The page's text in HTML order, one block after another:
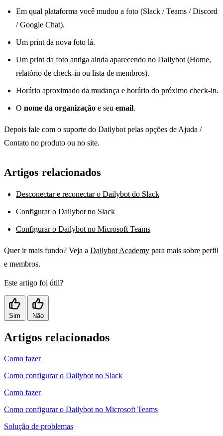
Em qual plataforma você mudou a foto (Slack / Teams / Discord
/ Google Chat).
Um print da nova foto lá.
Um print da foto antiga ainda aparecendo no Dailybot (Home,
relatório de check-in ou lista de membros).
Horário aproximado da mudança e horário do próximo check-in.
O nome da organização e seu email.
Depois fale com o suporte do Dailybot pelas opções de Ajuda /
Contato no produto ou no site.
Artigos relacionados
Desconectar e reconectar o Dailybot do Slack
Configurar o Dailybot no Slack
Configurar o Dailybot no Microsoft Teams
Quer ir mais fundo? Veja a Dailybot Academy para mais sobre perfil
e membros.
Este artigo foi útil?
Sim Não
Artigos relacionados
Como fazer
Como configurar o Dailybot no Slack
Como fazer
Como configurar o Dailybot no Microsoft Teams
Solução de problemas